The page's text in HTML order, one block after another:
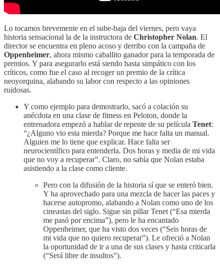
Lo tocamos brevemente en el sube-baja del viernes, pero vaya
historia sensacional la de la instructora de Christopher Nolan. El
director se encuentra en pleno acoso y derribo con la campaña de
Oppenheimer, ahora mismo caballito ganador para la temporada de
premios. Y para asegurarlo está siendo hasta simpático con los
críticos, como fue el caso al recoger un premio de la crítica
neoyorquina, alabando su labor con respecto a las opiniones
ruidosas.
Y como ejemplo para demostrarlo, sacó a colación su
anécdota en una clase de fitness en Peloton, donde la
entrenadora empezó a hablar de repente de su película Tenet:
“¿Alguno vio esta mierda? Porque me hace falta un manual.
Alguien me lo tiene que explicar. Hace falta ser
neurocientífico para entenderla. Dos horas y media de mi vida
que no voy a recuperar”. Claro, no sabía que Nolan estaba
asistiendo a la clase como cliente.
Pero con la difusión de la historia sí que se enteró bien.
Y ha aprovechado para una mezcla de hacer las paces y
hacerse autopromo, alabando a Nolan como uno de los
cineastas del siglo. Sigue sin pillar Tenet (“Esa mierda
me pasó por encima”), pero le ha encantado
Oppenheimer, que ha visto dos veces (“Seis horas de
mi vida que no quiero recuperar”). Le ofreció a Nolan
la oportunidad de ir a una de sus clases y hasta criticarla
(“Será libre de insultos”).